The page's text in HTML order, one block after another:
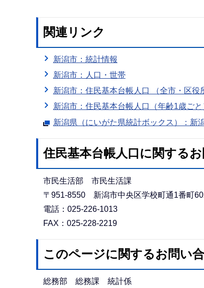
関連リンク
新潟市：統計情報
新潟市：人口・世帯
新潟市：住民基本台帳人口 （全市・区役
新潟市：住民基本台帳人口（年齢1歳ごと
新潟県（にいがた県統計ボックス）：新
住民基本台帳人口に関する
市民生活部 市民生活課
〒951-8550 新潟市中央区学校町通1番町
電話：025-226-1013
FAX：025-228-2219
このページに関するお問い
総務部 総務課 統計係